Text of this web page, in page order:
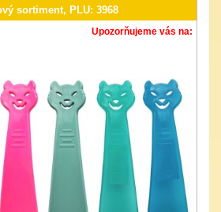
sortiment, PLU: 3968
Upozorňujeme vás na: